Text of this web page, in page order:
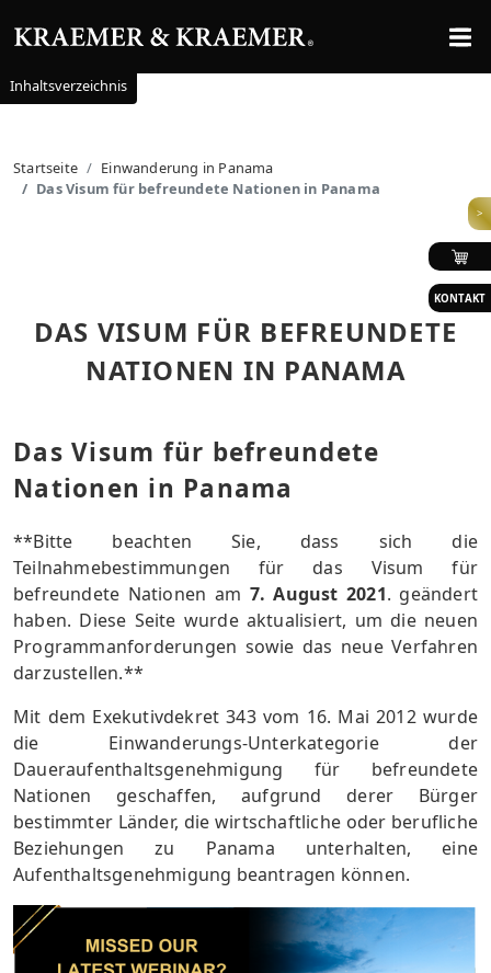
>
KONTAKT
Startseite
Einwanderung in Panama
Das Visum für befreundete Nationen in Panama
DAS VISUM FÜR BEFREUNDETE
NATIONEN IN PANAMA
Das Visum für befreundete
Nationen in Panama
**Bitte beachten Sie, dass sich die
Teilnahmebestimmungen für das Visum für
befreundete Nationen am 7. August 2021. geändert
haben. Diese Seite wurde aktualisiert, um die neuen
Programmanforderungen sowie das neue Verfahren
darzustellen.**
Mit dem Exekutivdekret 343 vom 16. Mai 2012 wurde
die Einwanderungs-Unterkategorie der
Daueraufenthaltsgenehmigung für befreundete
Nationen geschaffen, aufgrund derer Bürger
bestimmter Länder, die wirtschaftliche oder berufliche
Beziehungen zu Panama unterhalten, eine
Aufenthaltsgenehmigung beantragen können.
Inhaltsverzeichnis